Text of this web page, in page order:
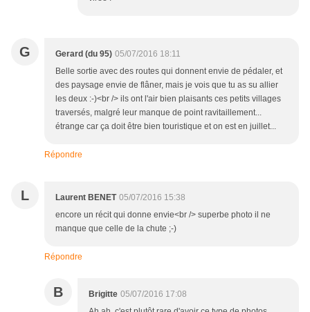
G Gerard (du 95) 05/07/2016 18:11
Belle sortie avec des routes qui donnent envie de pédaler, et
des paysage envie de flâner, mais je vois que tu as su allier
les deux :-)<br /> ils ont l'air bien plaisants ces petits villages
traversés, malgré leur manque de point ravitaillement...
étrange car ça doit être bien touristique et on est en juillet...
Répondre
L Laurent BENET 05/07/2016 15:38
encore un récit qui donne envie<br /> superbe photo il ne
manque que celle de la chute ;-)
Répondre
B Brigitte 05/07/2016 17:08